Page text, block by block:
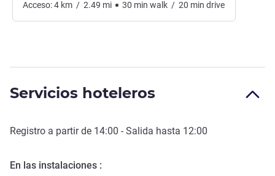
Acceso:4 km / 2.49 mi 30 min walk / 20 min drive
Servicios hoteleros
Registro a partir de 14:00 - Salida hasta 12:00
En las instalaciones